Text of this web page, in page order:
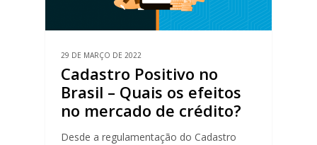
29 DE MARÇO DE 2022
Cadastro Positivo no
Brasil – Quais os efeitos
no mercado de crédito?
Desde a regulamentação do Cadastro